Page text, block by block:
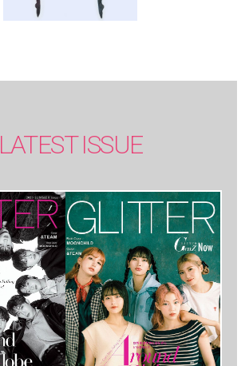
LATEST ISSUE